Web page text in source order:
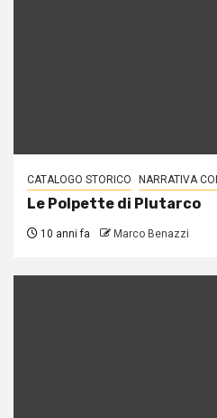
CATALOGO STORICO NARRATIVA
Le Polpette di Plutarco
10 anni fa Marco Benazzi